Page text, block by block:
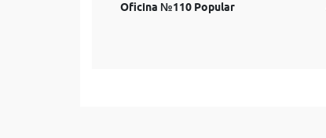
Oficina №110 Popular